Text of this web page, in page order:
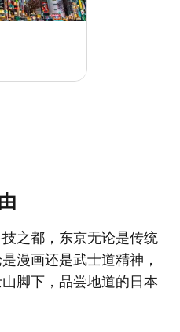
之都，东京无论是传统
漫画还是武士道精神，
脚下，品尝地道的日本